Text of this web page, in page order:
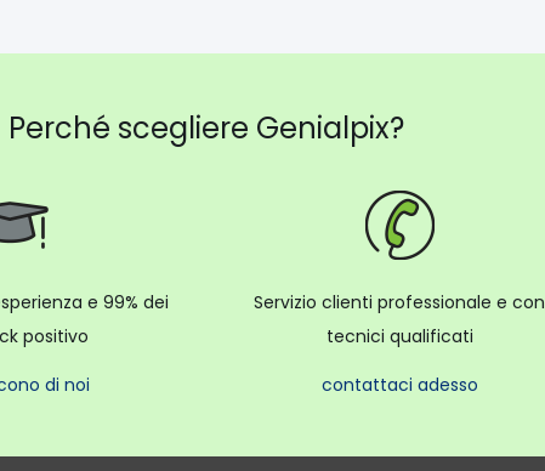
Perché scegliere Genialpix?
e 99% dei
positivo
di noi
Servizio clienti professionale e con
tecnici qualificati
contattaci adesso